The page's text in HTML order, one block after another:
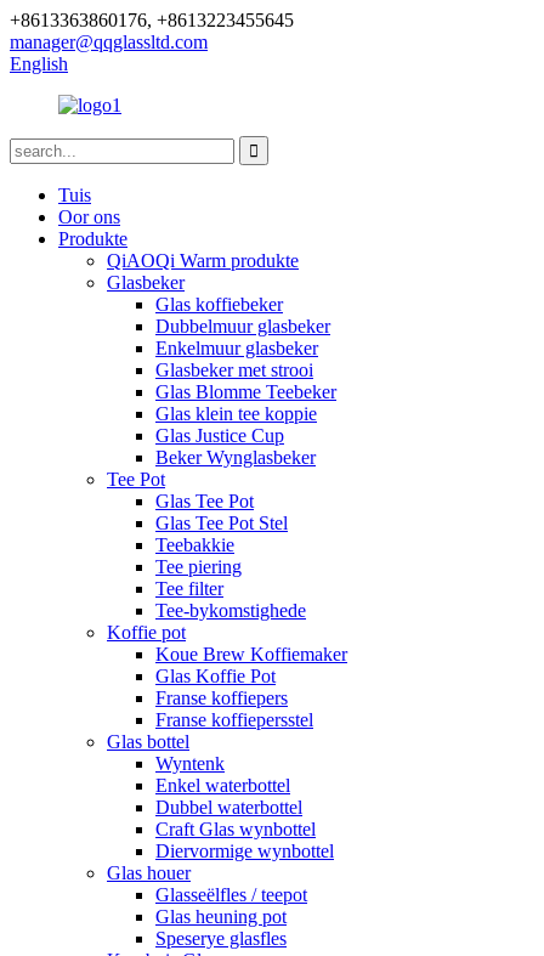
+8613363860176, +8613223455645
manager@qqglassltd.com
English
Tuis
Oor ons
Produkte
QiAOQi Warm produkte
Glasbeker
Glas koffiebeker
Dubbelmuur glasbeker
Enkelmuur glasbeker
Glasbeker met strooi
Glas Blomme Teebeker
Glas klein tee koppie
Glas Justice Cup
Beker Wynglasbeker
Tee Pot
Glas Tee Pot
Glas Tee Pot Stel
Teebakkie
Tee piering
Tee filter
Tee-bykomstighede
Koffie pot
Koue Brew Koffiemaker
Glas Koffie Pot
Franse koffiepers
Franse koffiepersstel
Glas bottel
Wyntenk
Enkel waterbottel
Dubbel waterbottel
Craft Glas wynbottel
Diervormige wynbottel
Glas houer
Glasseëlfles / teepot
Glas heuning pot
Speserye glasfles